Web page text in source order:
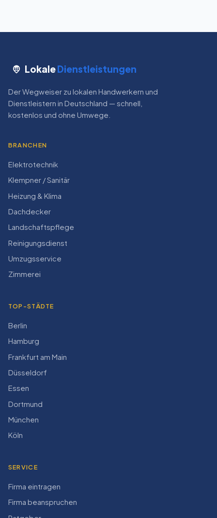
LokaleDienstleistungen
Der Wegweiser zu lokalen Handwerkern und
Dienstleistern in Deutschland — schnell,
kostenlos und ohne Umwege.
BRANCHEN
Elektrotechnik
Klempner / Sanitär
Heizung & Klima
Dachdecker
Landschaftspflege
Reinigungsdienst
Umzugsservice
Zimmerei
TOP-STÄDTE
Berlin
Hamburg
Frankfurt am Main
Düsseldorf
Essen
Dortmund
München
Köln
SERVICE
Firma eintragen
Firma beanspruchen